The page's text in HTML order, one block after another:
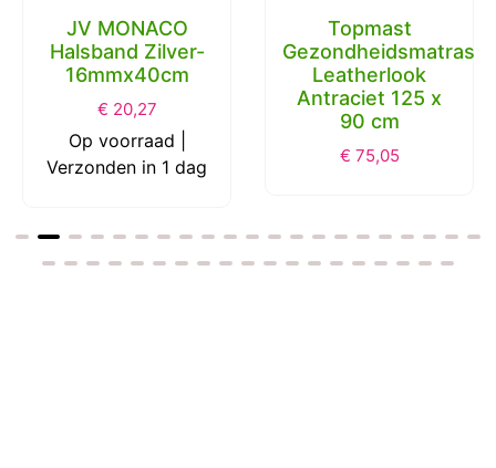
JV MONACO
Halsband Zilver-
16mmx40cm
€ 20,27
Op voorraad |
Verzonden in 1 dag
Topmast
Gezondheidsmatras
Leatherlook
Antraciet 125 x
90 cm
€ 75,05